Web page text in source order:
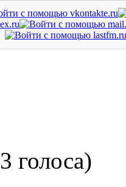
3 голоса)